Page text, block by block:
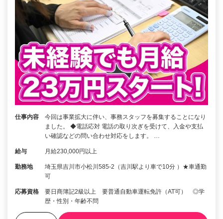
仕事内容
今回は事業拡大に伴い、事務スタッフを募集することになり
ました。 ◆電話応対 電話の取り次ぎを受けて、入金や支払
い確認などの問い合わせ対応をします。 …
給与 月給230,000円以上
勤務地
埼玉県吉川市小松川585-2（吉川駅より車で10分 ）★車通勤
可
応募資格
要日商簿記2級以上 要普通自動車運転免許（AT可） ◎学
歴・性別・年齢不問